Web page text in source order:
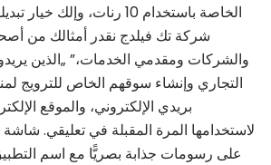
الخاصة باستخدام 10 رنات،
شركة تك فيلدج نقدر أمثالك من
والشركات ومقدمي الخدمات،” „الذين
التجاري وإنشاء سوقهم الخاص للترويج
بريدي الإلكتروني، والموقع
لاستخدامها المرة المقبلة في تعليقي. شاشة
على رسومات جذابة بصريًّا مع اسم التطبيق